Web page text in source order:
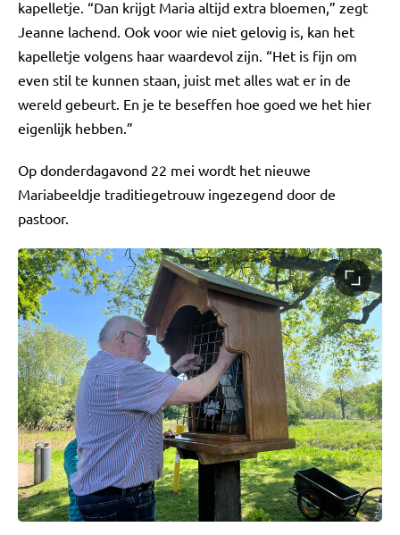
kapelletje. “Dan krijgt Maria altijd extra bloemen,” zegt
Jeanne lachend. Ook voor wie niet gelovig is, kan het
kapelletje volgens haar waardevol zijn. “Het is fijn om
even stil te kunnen staan, juist met alles wat er in de
wereld gebeurt. En je te beseffen hoe goed we het hier
eigenlijk hebben.”
Op donderdagavond 22 mei wordt het nieuwe
Mariabeeldje traditiegetrouw ingezegend door de
pastoor.